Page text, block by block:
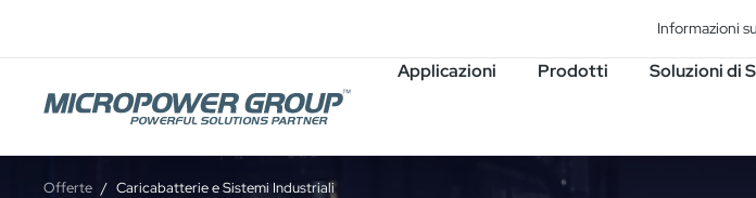
Informazioni
Applicazioni Prodotti
Soluzioni di
Posti Vacanti
Offerte Caricabatterie e Sistemi Industriali